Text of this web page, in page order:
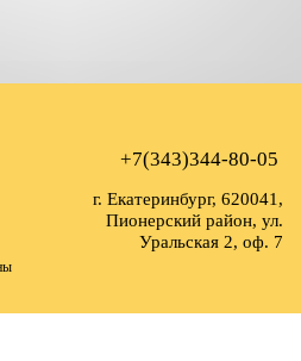
+7(343)344-80-05
г. Екатеринбург, 620041,
Пионерский район, ул.
Уральская 2, оф. 7